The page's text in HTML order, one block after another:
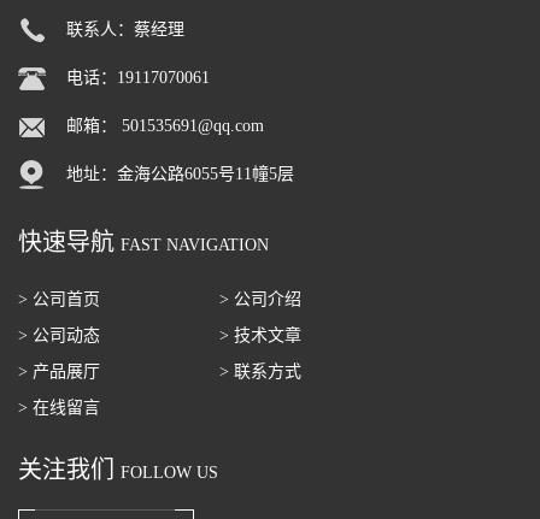
联系人：蔡经理
电话：19117070061
邮箱： 501535691@qq.com
地址：金海公路6055号11幢5层
快速导航 FAST NAVIGATION
> 公司首页
> 公司介绍
> 公司动态
> 技术文章
> 产品展厅
> 联系方式
> 在线留言
关注我们 FOLLOW US